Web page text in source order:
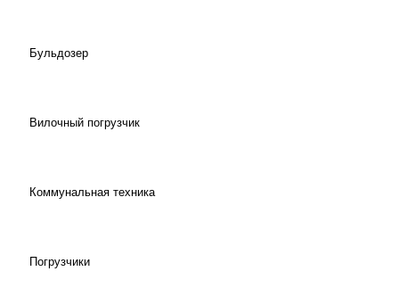
Бульдозер
Вилочный погрузчик
Коммунальная техника
Погрузчики